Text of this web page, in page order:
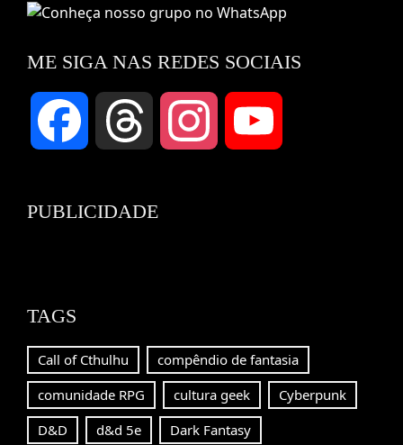
ME SIGA NAS REDES SOCIAIS
Facebook Threads Instagram
PUBLICIDADE
TAGS
Call of Cthulhu
compêndio de fantasia
comunidade RPG
cultura geek
Cyberpunk
D&D
d&d 5e
Dark Fantasy